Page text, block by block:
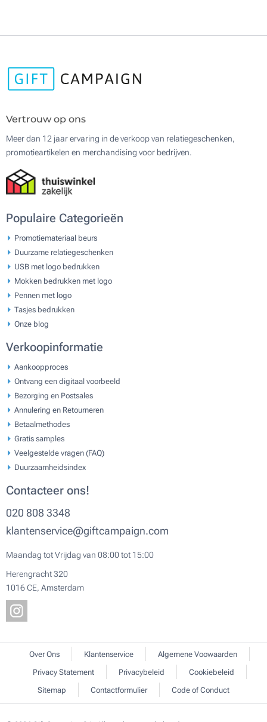
Vertrouw op ons
Meer dan 12 jaar ervaring in de verkoop van relatiegeschenken,
promotieartikelen en merchandising voor bedrijven.
Populaire Categorieën
Promotiemateriaal beurs
Duurzame relatiegeschenken
USB met logo bedrukken
Mokken bedrukken met logo
Pennen met logo
Tasjes bedrukken
Onze blog
Verkoopinformatie
Aankoopproces
Ontvang een digitaal voorbeeld
Bezorging en Postsales
Annulering en Retourneren
Betaalmethodes
Gratis samples
Veelgestelde vragen (FAQ)
Duurzaamheidsindex
Contacteer ons!
020 808 3348
klantenservice@giftcampaign.com
Maandag tot Vrijdag van 08:00 tot 15:00
Herengracht 320
1016 CE, Amsterdam
Over Ons Klantenservice
Algemene Voowaarden
Privacy Statement
Privacybeleid
Cookiebeleid
Sitemap
Contactformulier Code of Conduct